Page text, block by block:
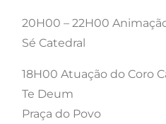
20H00 – 22H00
Sé Catedral
18H00 Atuação do Coro
Te Deum
Praça do Povo